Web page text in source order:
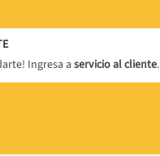
Ingresa aservicio al cliente.